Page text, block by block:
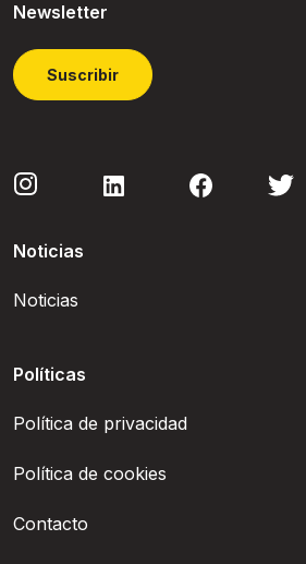
Newsletter
Suscribir
Noticias
Noticias
Políticas
Política de privacidad
Política de cookies
Contacto